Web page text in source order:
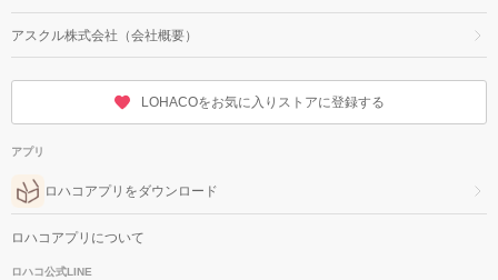
アスクル株式会社（会社概要）
LOHACOをお気に入りストアに登録する
アプリ
ロハコアプリをダウンロード
ロハコアプリについて
ロハコ公式LINE